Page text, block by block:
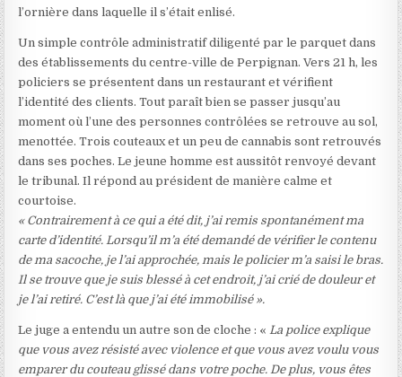
l’ornière dans laquelle il s’était enlisé.
Un simple contrôle administratif diligenté par le parquet dans
des établissements du centre-ville de Perpignan. Vers 21 h, les
policiers se présentent dans un restaurant et vérifient
l’identité des clients. Tout paraît bien se passer jusqu’au
moment où l’une des personnes contrôlées se retrouve au sol,
menottée. Trois couteaux et un peu de cannabis sont retrouvés
dans ses poches. Le jeune homme est aussitôt renvoyé devant
le tribunal. Il répond au président de manière calme et
courtoise.
« Contrairement à ce qui a été dit, j’ai remis spontanément ma
carte d’identité. Lorsqu’il m’a été demandé de vérifier le contenu
de ma sacoche, je l’ai approchée, mais le policier m’a saisi le bras.
Il se trouve que je suis blessé à cet endroit, j’ai crié de douleur et
je l’ai retiré. C’est là que j’ai été immobilisé ».
Le juge a entendu un autre son de cloche : «La police explique
que vous avez résisté avec violence et que vous avez voulu vous
emparer du couteau glissé dans votre poche. De plus, vous êtes